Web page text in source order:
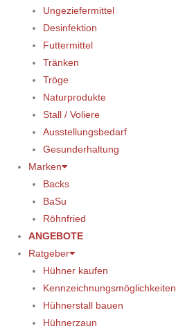
Ungeziefermittel
Desinfektion
Futtermittel
Tränken
Tröge
Naturprodukte
Stall / Voliere
Ausstellungsbedarf
Gesunderhaltung
Marken
Backs
BaSu
Röhnfried
ANGEBOTE
Ratgeber
Hühner kaufen
Kennzeichnungsmöglichkeiten
Hühnerstall bauen
Hühnerzaun